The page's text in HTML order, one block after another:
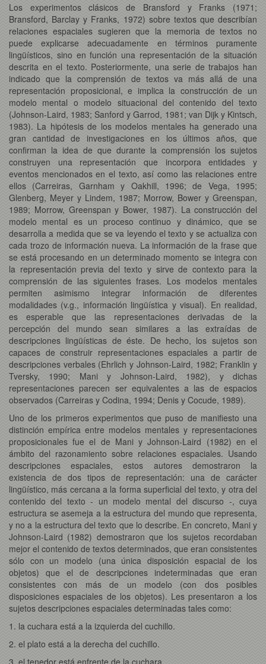
Los experimentos clásicos de Bransford y Franks (1971;
Bransford, Barclay y Franks, 1972) sobre textos que describían
relaciones espaciales sugieren que la memoria de textos no
puede explicarse adecuadamente en términos puramente
lingüísticos, sino en función una representación de la situación
descrita en el texto. Posteriormente, una serie de trabajos han
indicado que la comprensión de textos va más allá de una
representación proposicional, e implica la construcción de un
modelo mental o modelo situacional del contenido del texto
(Johnson-Laird, 1983; Sanford y Garrod, 1981; van Dijk y Kintsch,
1983). La hipótesis de los modelos mentales ha generado una
gran cantidad de investigaciones en los últimos años, que
confirman la idea de que durante la comprensión los sujetos
construyen una representación que incorpora entidades y
eventos mencionados en el texto, así como las relaciones entre
ellos (Carreiras, Garnham y Oakhill, 1996; de Vega, 1995;
Glenberg, Meyer y Lindem, 1987; Morrow, Bower y Greenspan,
1989; Morrow, Greenspan y Bower, 1987). La construcción del
modelo mental es un proceso continuo y dinámico, que se
desarrolla a medida que se va leyendo el texto y se actualiza con
cada trozo de información nueva. La información de la frase que
se está procesando en un determinado momento se integra con
la representación previa del texto y sirve de contexto para la
comprensión de las siguientes frases. Los modelos mentales
permiten asimismo integrar información de diferentes
modalidades (v.g., información lingüística y visual). En realidad,
es esperable que las representaciones derivadas de la
percepción del mundo sean similares a las extraídas de
descripciones lingüísticas de éste. De hecho, los sujetos son
capaces de construir representaciones espaciales a partir de
descripciones verbales (Ehrlich y Johnson-Laird, 1982; Franklin y
Tversky, 1990; Mani y Johnson-Laird, 1982), y dichas
representaciones parecen ser equivalentes a las de espacios
observados (Carreiras y Codina, 1994; Denis y Cocude, 1989).
Uno de los primeros experimentos que puso de manifiesto una
distinción empírica entre modelos mentales y representaciones
proposicionales fue el de Mani y Johnson-Laird (1982) en el
ámbito del razonamiento sobre relaciones espaciales. Usando
descripciones espaciales, estos autores demostraron la
existencia de dos tipos de representación: una de carácter
lingüístico, más cercana a la forma superficial del texto, y otra del
contenido del texto - un modelo mental del discurso -, cuya
estructura se asemeja a la estructura del mundo que representa,
y no a la estructura del texto que lo describe. En concreto, Mani y
Johnson-Laird (1982) demostraron que los sujetos recordaban
mejor el contenido de textos determinados, que eran consistentes
sólo con un modelo (una única disposición espacial de los
objetos) que el de descripciones indeterminadas que eran
consistentes con más de un modelo (con dos posibles
disposiciones espaciales de los objetos). Les presentaron a los
sujetos descripciones espaciales determinadas tales como:
1. la cuchara está a la izquierda del cuchillo.
2. el plato está a la derecha del cuchillo.
3. el tenedor está enfrente de la cuchara.